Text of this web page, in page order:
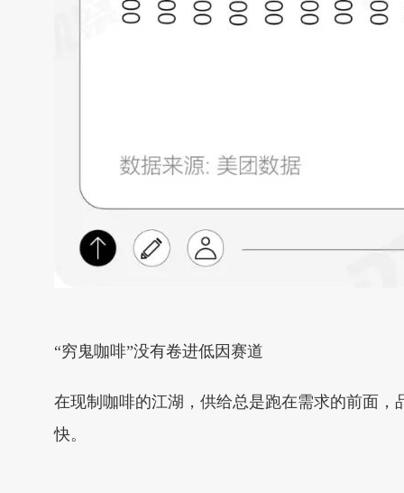
“穷鬼咖啡”没有卷进低因赛道
在现制咖啡的江湖，供给总是跑在需求的前面
快。